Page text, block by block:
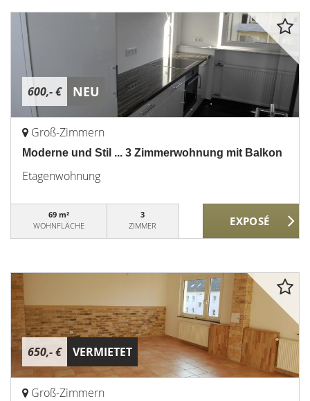
600,- € NEU
Groß-Zimmern
Moderne und Stil ... 3 Zimmerwohnung mit Balkon
Etagenwohnung
69 m²
WOHNFLÄCHE
3
ZIMMER
650,- € VERMIETET
Groß-Zimmern